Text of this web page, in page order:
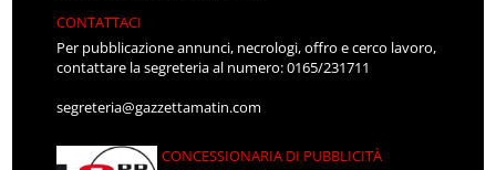
CONTATTACI
Per pubblicazione annunci, necrologi, offro e cerco lavoro,
contattare la segreteria al numero: 0165/231711
segreteria@gazzettamatin.com
CONCESSIONARIA DI PUBBLICITÀ